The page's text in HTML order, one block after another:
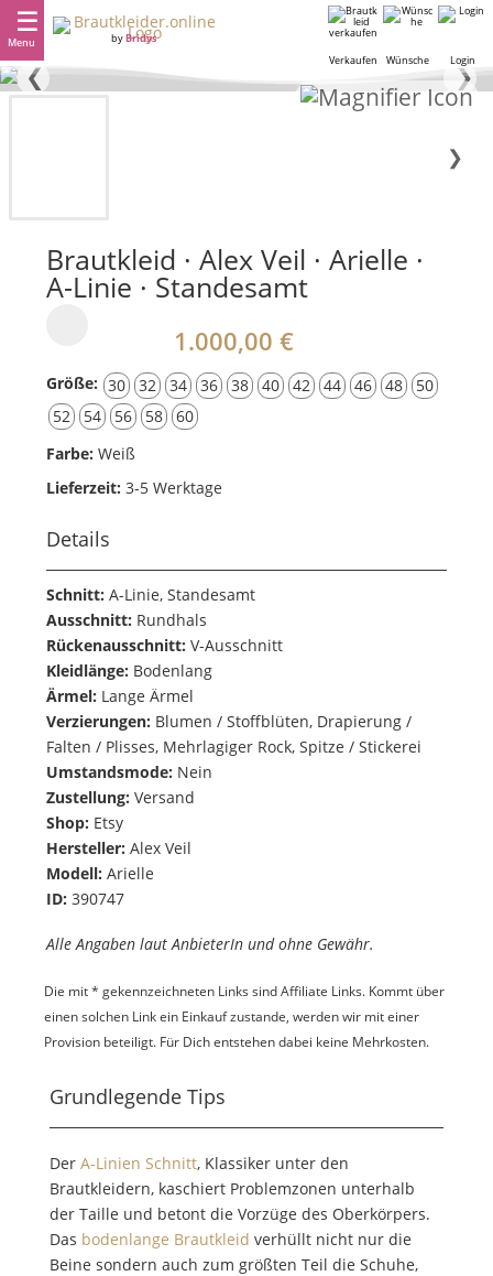
Menu byBridys
Login
Wünsche
Verkaufen
❮ ❯
❯
Brautkleid · Alex Veil · Arielle ·
A-Linie · Standesamt
1.000,00 €
Größe: 30 32 34 36 38 40 42 44 46 48
50
52
54 56 58
60
Farbe: Weiß
Lieferzeit: 3-5 Werktage
Details
Schnitt:A-Linie, Standesamt
Ausschnitt: Rundhals
Rückenausschnitt:V-Ausschnitt
Kleidlänge: Bodenlang
Ärmel: Lange Ärmel
Verzierungen: Blumen / Stoffblüten, Drapierung /
Falten / Plisses, Mehrlagiger Rock, Spitze / Stickerei
Umstandsmode: Nein
Zustellung:Versand
Shop: Etsy
Hersteller:Alex Veil
Modell:Arielle
ID: 390747
Alle Angaben laut AnbieterIn und ohne Gewähr.
Die mit * gekennzeichneten Links sind Affiliate Links. Kommt über
einen solchen Link ein Einkauf zustande, werden wir mit einer
Provision beteiligt. Für Dich entstehen dabei keine Mehrkosten.
Grundlegende Tips
Der A-Linien Schnitt, Klassiker unter den
Brautkleidern, kaschiert Problemzonen unterhalb
der Taille und betont die Vorzüge des Oberkörpers.
Das bodenlange Brautkleid verhüllt nicht nur die
Beine sondern auch zum größten Teil die Schuhe,